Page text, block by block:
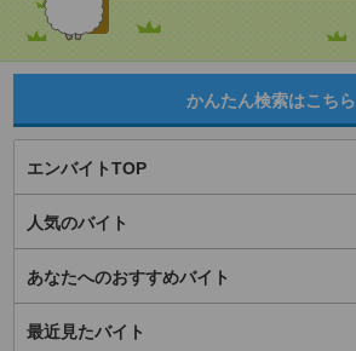
かんたん検索はこちら
エンバイトTOP
人気のバイト
あなたへのおすすめバイト
最近見たバイト